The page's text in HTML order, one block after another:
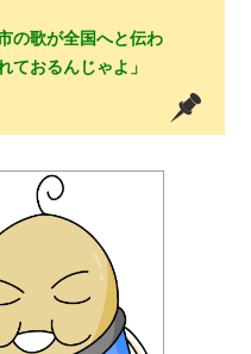
の歌が全国へと伝わ
ておるんじゃよ」